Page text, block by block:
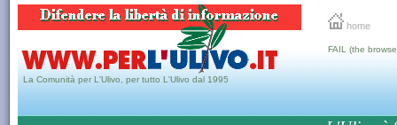
home
La Comunità per L'Ulivo, per tutto L'Ulivo dal 1995
FAIL (the